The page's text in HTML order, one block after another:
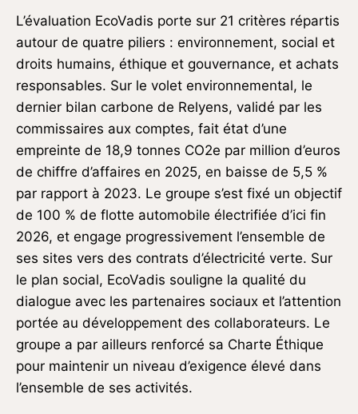
L’évaluation EcoVadis porte sur 21 critères répartis
autour de quatre piliers : environnement, social et
droits humains, éthique et gouvernance, et achats
responsables. Sur le volet environnemental, le
dernier bilan carbone de Relyens, validé par les
commissaires aux comptes, fait état d’une
empreinte de 18,9 tonnes CO2e par million d’euros
de chiffre d’affaires en 2025, en baisse de 5,5 %
par rapport à 2023. Le groupe s’est fixé un objectif
de 100 % de flotte automobile électrifiée d’ici fin
2026, et engage progressivement l’ensemble de
ses sites vers des contrats d’électricité verte. Sur
le plan social, EcoVadis souligne la qualité du
dialogue avec les partenaires sociaux et l’attention
portée au développement des collaborateurs. Le
groupe a par ailleurs renforcé sa Charte Éthique
pour maintenir un niveau d’exigence élevé dans
l’ensemble de ses activités.